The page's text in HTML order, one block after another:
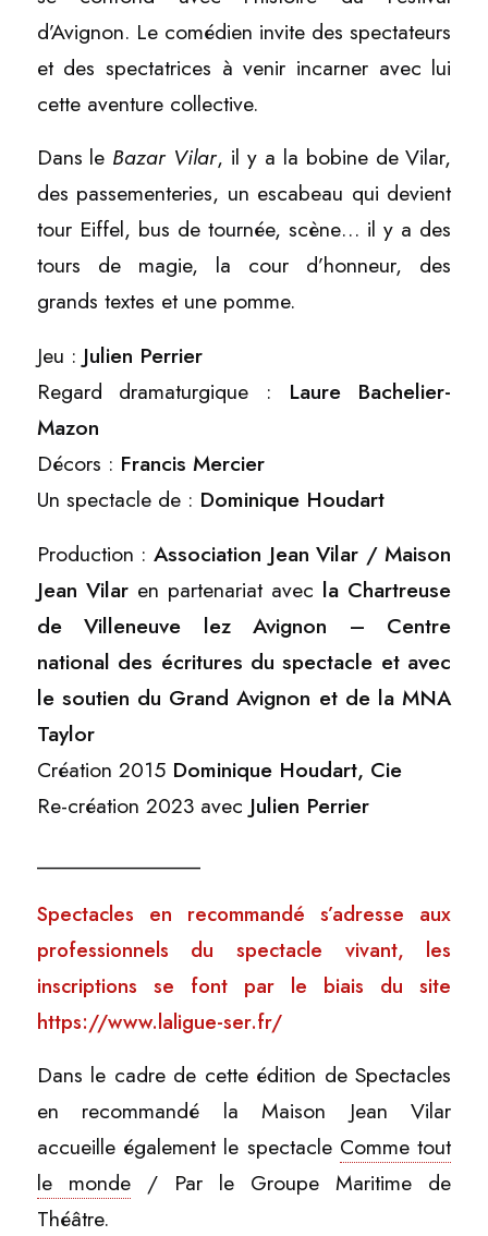
d’Avignon. Le comédien invite des spectateurs
et des spectatrices à venir incarner avec lui
cette aventure collective.
Dans le Bazar Vilar, il y a la bobine de Vilar,
des passementeries, un escabeau qui devient
tour Eiffel, bus de tournée, scène… il y a des
tours de magie, la cour d’honneur, des
grands textes et une pomme.
Jeu : Julien Perrier
Regard dramaturgique : Laure Bachelier-
Mazon
Décors : Francis Mercier
Un spectacle de : Dominique Houdart
Production : Association Jean Vilar / Maison
Jean Vilar en partenariat avec la Chartreuse
de Villeneuve lez Avignon – Centre
national des écritures du spectacle et avec
le soutien du Grand Avignon et de la MNA
Taylor
Création 2015 Dominique Houdart, Cie
Re-création 2023 avec Julien Perrier
_______________
Spectacles en recommandé s’adresse aux
professionnels du spectacle vivant, les
inscriptions se font par le biais du site
https://www.laligue-ser.fr/
Dans le cadre de cette édition de Spectacles
en recommandé la Maison Jean Vilar
accueille également le spectacle Comme tout
le monde/ Par le Groupe Maritime de
Théâtre.